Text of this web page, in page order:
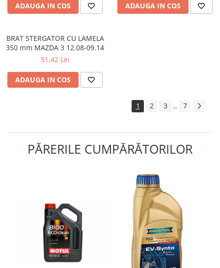
Curea distributie
Transmisie
Busoane/inele etansare
Caroserie
Pivot suspensie
► Accesorii auto
ADAUGA IN COS ADAUGA IN COS
BRAT STERGATOR CU LAMELA
350 mm MAZDA 3 12.08-09.14
51,42 Lei
ADAUGA IN COS
1 2 3 ... 7
PĂRERILE CUMPĂRĂTORILOR